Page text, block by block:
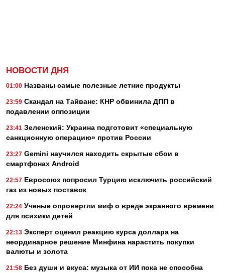
НОВОСТИ ДНЯ
01:00 Названы самые полезные летние продукты
23:59 Скандал на Тайване: КНР обвинила ДПП в
подавлении оппозиции
23:41 Зеленский: Украина подготовит «специальную
санкционную операцию» против России
23:27 Gemini научился находить скрытые сбои в
смартфонах Android
22:57 Евросоюз попросил Турцию исключить российский
газ из новых поставок
22:24 Ученые опровергли миф о вреде экранного времени
для психики детей
22:13 Эксперт оценил реакцию курса доллара на
неординарное решение Минфина нарастить покупки
валюты и золота
21:58 Без души и вкуса: музыка от ИИ пока не способна